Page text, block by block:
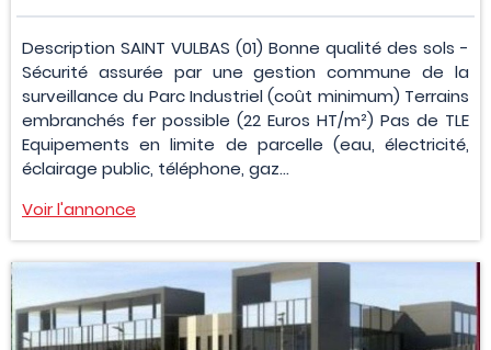
Description SAINT VULBAS (01) Bonne qualité des sols -
Sécurité assurée par une gestion commune de la
surveillance du Parc Industriel (coût minimum) Terrains
embranchés fer possible (22 Euros HT/m²) Pas de TLE
Equipements en limite de parcelle (eau, électricité,
éclairage public, téléphone, gaz...
Voir l'annonce